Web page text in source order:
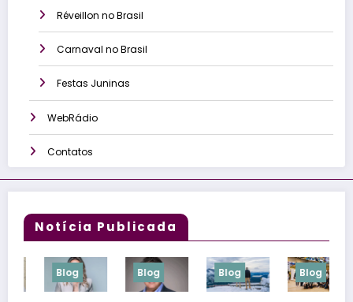
Réveillon no Brasil
Carnaval no Brasil
Festas Juninas
WebRádio
Contatos
Notícia Publicada
Blog Blog Blog